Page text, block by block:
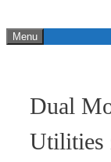
Menu
Dual
Utilities